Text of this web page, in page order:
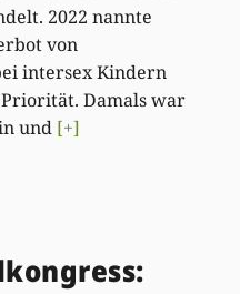
2022 nannte
von
intersex Kindern
Damals war
und [+]